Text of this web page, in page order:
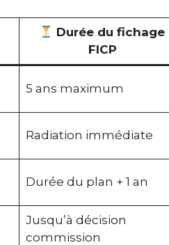
Durée du fichage
FICP
5 ans maximum
Radiation immédiate
Durée du plan + 1 an
Jusqu’à décision
commission